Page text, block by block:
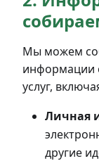
Мы можем
информации
услуг,
Личная
другие